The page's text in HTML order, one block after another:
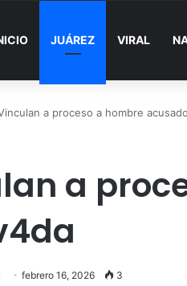
JUÁREZ VIRAL
a proceso a hombre
a
Sendfebrero 16, 2026 3